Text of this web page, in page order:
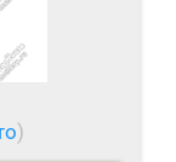
)